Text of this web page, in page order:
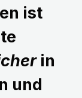
ist
in
und